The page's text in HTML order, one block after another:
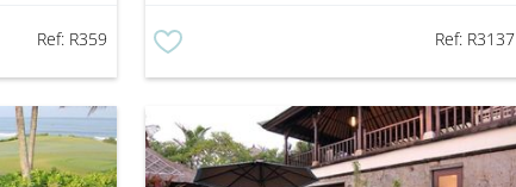
Ref: R359 Ref: R3137